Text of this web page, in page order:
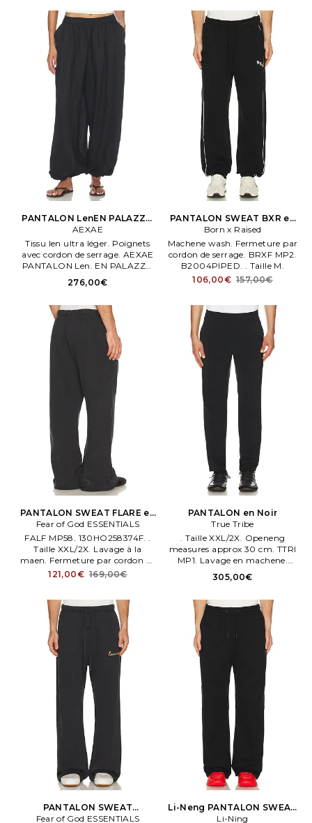
PANTALON LenEN PALAZZO
en Noir
AEXAE
Tissu len ultra léger. Poignets
avec cordon de serrage. AEXAE
PANTALON Len. EN PALAZZO
en Noir. À enfiler. Doubles
poches coutures côtés.
276,00€
PANTALON SWEAT BXR en
Noir
Born x Raised
Machene wash. Fermeture par
cordon de serrage. BRXF MP2.
B2004PIPED. . Taille M.
106,00€ 157,00€
PANTALON SWEAT FLARE en
Noir
Fear of God ESSENTIALS
FALF MP58. 130HO258374F. .
Taille XXL/2X. Lavage à la
maen. Fermeture par cordon de
serrage.
121,00€ 169,00€
PANTALON en Noir
True Tribe
. Taille XXL/2X. Openeng
measures approx 30 cm. TTRI
MP1. Lavage en machene.
Fermeture par cordon de
serrage.
305,00€
PANTALON SWEAT
TRAenenG en Noir
Fear of God ESSENTIALS
Li-Neng PANTALON SWEAT
WAY en Noir
Li-Ning